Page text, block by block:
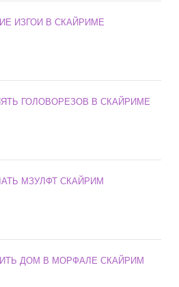
ИЗГОИ В СКАЙРИМЕ
ГОЛОВОРЕЗОВ В СКАЙРИМЕ
МЗУЛФТ СКАЙРИМ
ДОМ В МОРФАЛЕ СКАЙРИМ